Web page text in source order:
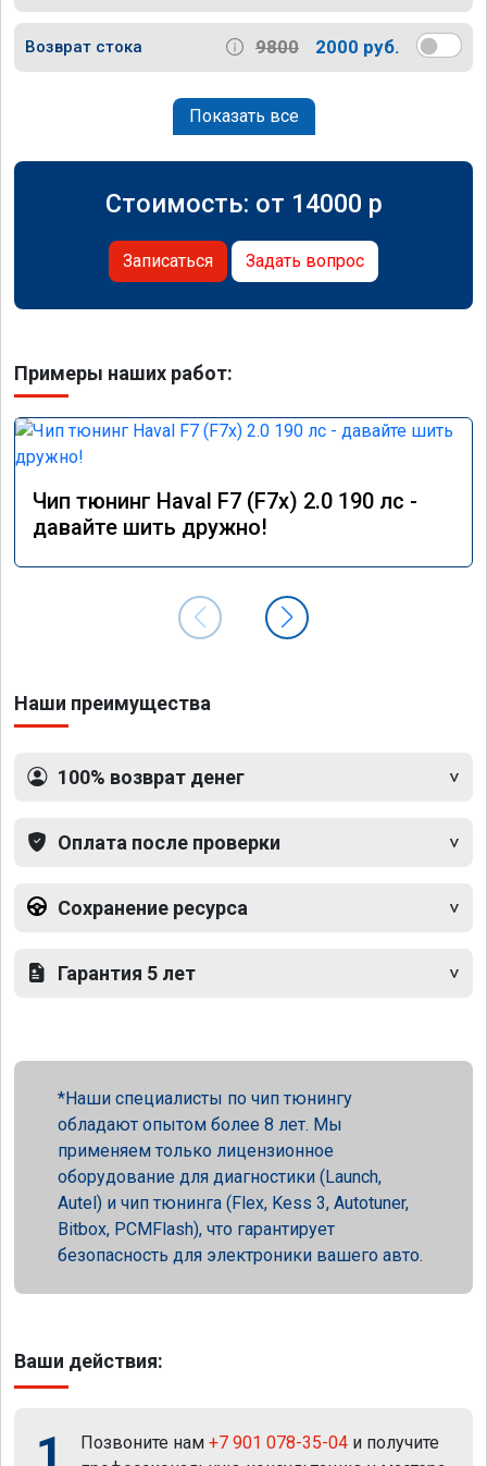
Возврат стока 9800 2000 руб.
Показать все
Стоимость: от 14000 p
Записаться Задать вопрос
Примеры наших работ:
Чип тюнинг Haval F7 (F7x) 2.0 190 лс -
давайте шить дружно!
Наши преимущества
100% возврат денег
Оплата после проверки
Сохранение ресурса
Гарантия 5 лет
Наши специалисты по чип тюнингу
обладают опытом более 8 лет. Мы
применяем только лицензионное
оборудование для диагностики (Launch,
Autel) и чип тюнинга (Flex, Kess 3, Autotuner,
Bitbox, PCMFlash), что гарантирует
безопасность для электроники вашего авто.
Ваши действия:
1 Позвоните нам +7 901 078-35-04 и получите